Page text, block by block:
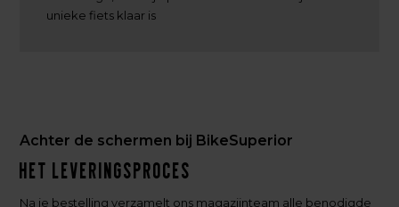
unieke fiets klaar is
Achter de schermen bij BikeSuperior
Het leveringsproces
Na je bestelling verzamelt ons magazijnteam alle benodigde